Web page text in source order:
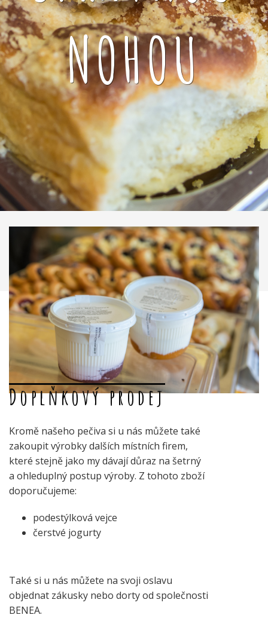
NOHOU
Doplňkový prodej
Kromě našeho pečiva si u nás můžete také
zakoupit výrobky dalších místních firem,
které stejně jako my dávají důraz na šetrný
a ohleduplný postup výroby. Z tohoto zboží
doporučujeme:
podestýlková vejce
čerstvé jogurty
Také si u nás můžete na svoji oslavu
objednat zákusky nebo dorty od společnosti
BENEA.